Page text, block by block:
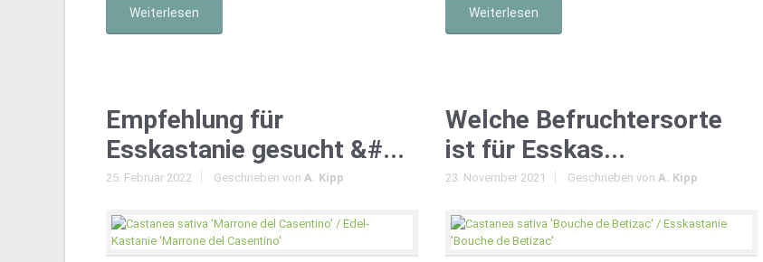
Weiterlesen Weiterlesen
Empfehlung für
Esskastanie gesucht &#...
25. Februar 2022 Geschrieben von A. Kipp
Welche Befruchtersorte
ist für Esskas...
23. November 2021 Geschrieben von A. Kipp